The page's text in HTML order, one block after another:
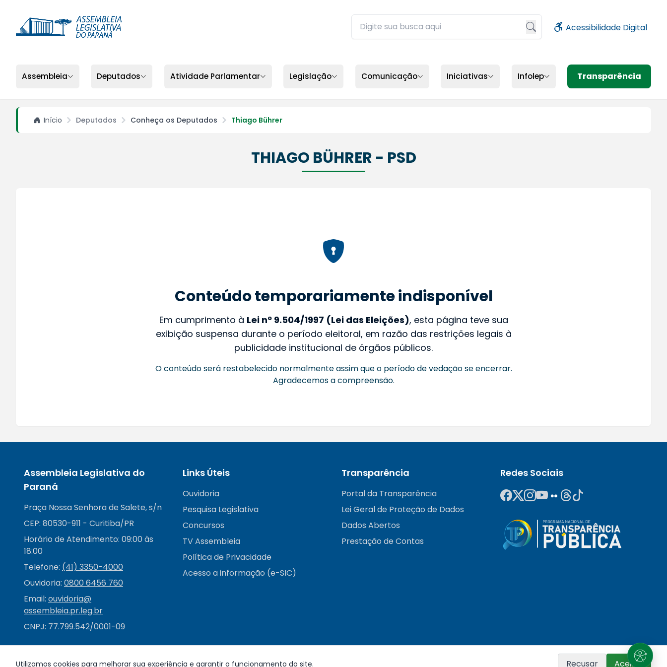
Buscar no site da ALEP
Acessibilidade Digital
Assembleia Deputados Atividade Parlamentar Legislação Comunicação Iniciativas Infolep Transparência
Início Deputados Conheça os Deputados Thiago Bührer
THIAGO BÜHRER - PSD
Conteúdo temporariamente indisponível
Em cumprimento à Lei nº 9.504/1997 (Lei das Eleições), esta página teve sua
exibição suspensa durante o período eleitoral, em razão das restrições legais à
publicidade institucional de órgãos públicos.
O conteúdo será restabelecido normalmente assim que o período de vedação se encerrar.
Agradecemos a compreensão.
Assembleia Legislativa do
Paraná
Praça Nossa Senhora de Salete, s/n
CEP: 80530-911 - Curitiba/PR
Horário de Atendimento: 09:00 às
18:00
Telefone: (41) 3350-4000
Ouvidoria: 0800 6456 760
Email: ouvidoria@
assembleia.pr.leg.br
CNPJ: 77.799.542/0001-09
Links Úteis
Ouvidoria
Pesquisa Legislativa
Concursos
TV Assembleia
Política de Privacidade
Acesso a informação (e-SIC)
Transparência
Portal da Transparência
Lei Geral de Proteção de Dados
Dados Abertos
Prestação de Contas
Redes Sociais
Utilizamos cookies para melhorar sua experiência e garantir o funcionamento do site. Recusar Aceitar